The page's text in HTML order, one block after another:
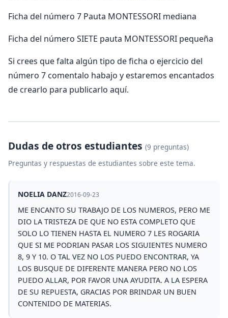
Ficha del número 7 Pauta MONTESSORI mediana
Ficha del número SIETE pauta MONTESSORI pequeña
Si crees que falta algún tipo de ficha o ejercicio del
número 7 comentalo habajo y estaremos encantados
de crearlo para publicarlo aquí.
Dudas de otros estudiantes (9 preguntas)
Preguntas y respuestas de estudiantes sobre este tema.
NOELIA DANZ2016-09-23
ME ENCANTO SU TRABAJO DE LOS NUMEROS, PERO ME
DIO LA TRISTEZA DE QUE NO ESTA COMPLETO QUE
SOLO LO TIENEN HASTA EL NUMERO 7 LES ROGARIA
QUE SI ME PODRIAN PASAR LOS SIGUIENTES NUMERO
8, 9 Y 10. O TAL VEZ NO LOS PUEDO ENCONTRAR, YA
LOS BUSQUE DE DIFERENTE MANERA PERO NO LOS
PUEDO ALLAR, POR FAVOR UNA AYUDITA. A LA ESPERA
DE SU REPUESTA, GRACIAS POR BRINDAR UN BUEN
CONTENIDO DE MATERIAS.